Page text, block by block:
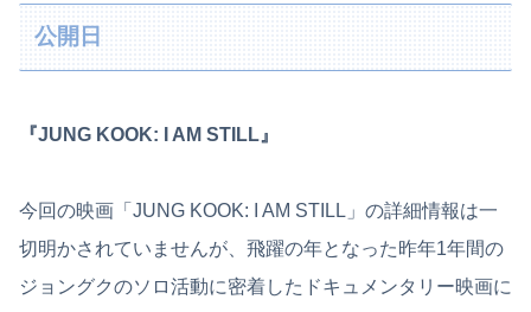
公開日
『JUNG KOOK: I AM STILL』
今回の映画「JUNG KOOK: I AM STILL」の詳細情報は一
切明かされていませんが、飛躍の年となった昨年1年間の
ジョングクのソロ活動に密着したドキュメンタリー映画に